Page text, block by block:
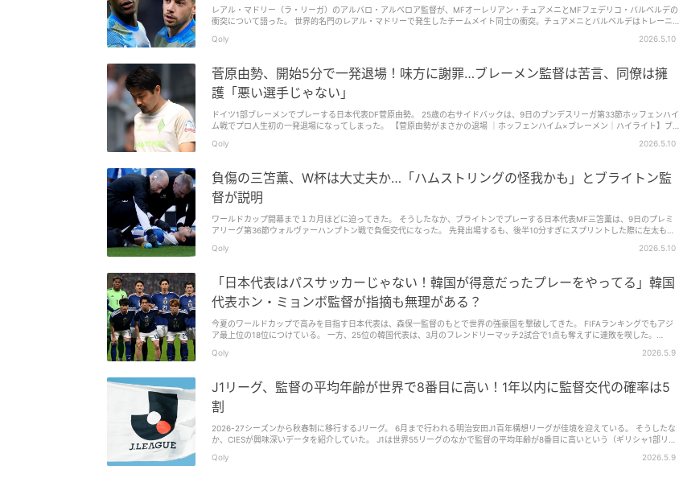
も認識しているそう。 日本代表、W杯メンバーながら本大会でプレーしなかった選手たち 高井幸大も所属するボルシアは、18チ
ーム中13位と低迷。16日にシーズン最終戦を戦う。 筆者：井上大輔（編集部）
レアル・マドリー（ラ・リーガ）のアルバロ・アルベロア監督が、MFオーレリアン・チュアメニとMFフェデリコ・バルベルデの
衝突について語った。 世界的名門のレアル・マドリーで発生したチームメイト同士の衝突。チュアメニとバルベルデはトレーニ
診断され、11日に行われれるバルセロナとのクラシコを欠場することになった。 同試合前の記者会見に出席したアルベロア監督
『SPORT BIBLE』が伝えた。 「言いたいことが2つある。まず、クラブの決断力、スピード、そして透明性を非常に誇りに思う。
そして2つ目は、選手たちが自分たちの過ちを認め、後悔の念を表し、謝罪したことだ」 「それで十分だ。彼らを公然と非難する
つもりはない。彼らはこんな目に遭うに値しないからだ。この4カ月、いや数年の間に、彼らはレアル・マドリーの選手であるこ
との意味を私に示してくれた。レアル・マドリーの選手であることの意味を体現してくれた。そのことを私は決して忘れない」
チュアメニとバルベルデは両者ともに声明文を発表。ともに今回の一件について謝罪している、また、クラブは両選手に50万ユー
ロ（約9237万円）の罰金を科したと発表した。 「バルベルデとチュアメニは、我々が前に進み、このクラブのために戦い続ける
さない。彼らがプロ意識に欠けているとか、私を軽んじたとかいうのはウソだ。まったくのウソだ。彼らの何人かが私との問題で
いる」 カップ戦では敗退しており、今季の無冠がほぼ決定しているレアル・マドリー。勝ち点11差で追いかける首位バルセロナ
戦での敗北は、状況を悪化させる可能性を孕んでいる。 プレミアリーグで「チームメイト同士で喧嘩」した5つの大事件 緊張状態
が続くなか、アルベロア監督は「もちろん、ロッカールームの雰囲気は良好だ。2シーズン連続で無冠に終わるのは容易なことで
はある。変化し、反省する必要がある。だが、ロッカールームの雰囲気は良好だ。本当にそう思っている」と、クラシコでの勝利
を目指す。 筆者：本田建（編集部）
Qoly 2026.5.10
菅原由勢、開始5分で一発退場！味方に謝罪…ブレーメン監督は苦言、同僚は擁
護「悪い選手じゃない」
ドイツ1部ブレーメンでプレーする日本代表DF菅原由勢。 25歳の右サイドバックは、9日のブンデスリーガ第33節ホッフェンハイ
ム戦でプロ人生初の一発退場になってしまった。 【菅原由勢がまさかの退場 ｜ホッフェンハイム×ブレーメン｜ハイライト】ブ
からふくらはぎを踏みつけるような形になり、VARとオンフィールドレビューを経てレッドカードを提示された。 15位に低迷す
ん、プランが多少狂ってしまった。もし同じ人数でプレーできていれば、これほど何度も押し込まれることはなかっただろう。 レ
ッドカードが出された時は驚いた、ベンチのすぐ前で起きた出来事だったからだ。深刻なファウルだとは思わなかった。 （映像
で見ると）レッドカードは妥当。由勢はあんな位置から突っ込むべきではなかった。特に相手はゴールを向いていなかったのだか
ら。 由勢は非常にフェアなスポーツマン。誰かを傷つけるつもりはなかったし、とても落ち込んでいた。（ほぼ）90分間を10人
で戦わなければならなかったことが、我々にとって不利に働いた」 また、マネージングダイレクターのクレメンツ・フリッツも
「由勢はあんな風に突っ込む必要はなかった。彼自身も分かっているはず。（10人で長時間プレーするのは）本当に辛かった」と
のタックルで『ここにいるぞ』と示すことは重要」と擁護していた。 菅原はハーフタイムにチームメイトたちに謝罪したそう
ーメンにレンタル移籍中だが、今季限りで退団する可能性があり、『Sportbild』は「彼はもう二度とブレーメンでプレーすること
はないのだろうか？」と伝えていた。 筆者：井上大輔（編集部）
Qoly 2026.5.10
負傷の三笘薫、W杯は大丈夫か…「ハムストリングの怪我かも」とブライトン監
督が説明
ワールドカップ開幕まで１カ月ほどに迫ってきた。 そうしたなか、ブライトンでプレーする日本代表MF三笘薫は、9日のプレミ
アリーグ第36節ウォルヴァーハンプトン戦で負傷交代になった。 先発出場するも、後半10分すぎにスプリントした際に左太もも
いう。 「検査を待たなければいけない。その後、確かになるだろう。 もちろん、いいようには見えなかったが、私はポジティブ
イケル・ドーソンは、『Sky Sports』で、「三笘はフルスプリントしていた。ワールドカップに間に合うことを願おう」と心配し
ていた。 日本代表、2026W杯出場が危ぶまれる主力選手5人 日本代表は6月14日のオランダとのワールドカップ予選を戦う。今月
15日には注目のメンバー発表が予定されており、三笘の状態が懸念される。 筆者：井上大輔（編集部）
Qoly 2026.5.10
「日本代表はパスサッカーじゃない！韓国が得意だったプレーをやってる」韓国
代表ホン・ミョンボ監督が指摘も無理がある？
今夏のワールドカップで高みを目指す日本代表は、森保一監督のもとで世界の強豪国を撃破してきた。 FIFAランキングでもアジ
ア最上位の18位につけている。 一方、25位の韓国代表は、3月のフレンドリーマッチ2試合で1点も奪えずに連敗を喫した。
ーを例に挙げたという。 多くが日本をパス中心のポゼッションサッカーの代表事例と考えているが、実際には全く異なると指摘し
は、過去に韓国が得意としていたスタイルのサッカーをしている」 例に挙げたのは、日本が1-0で韓国を下した2025年E-1選手権
での日韓戦。 韓国は後方からつなぐサッカーを志向したものの、横パスやバックパスも多く、重心が低くなった。一方、日本は
ボールを持つとすぐに縦パスを前線につけるなど、攻撃がはるかにダイレクトで簡潔だった。 ホン・ミョンボ監督は、日本が最
も高い位置で攻撃手たちがボールを受けられるように戦術を単純化したと見ており、韓国が得意としていたダイレクトなサッカー
だと感じたようだ。 ただ、E-1選手権を戦った日本代表は、全選手が国内組で編成されており、日本サッカーを定義するには無理
があるという指摘もされているようだ。 日本代表が撃破した世界トップクラスの強豪国6つ なお、韓国はワールドカップのグルー
Qoly 2026.5.9
J1リーグ、監督の平均年齢が世界で8番目に高い！1年以内に監督交代の確率は5
割
2026-27シーズンから秋春制に移行するJリーグ。 6月まで行われる明治安田J1百年構想リーグが佳境を迎えている。 そうしたな
か、CIESが興味深いデータを紹介していた。 J1は世界55リーグのなかで監督の平均年齢が8番目に高いという（ギリシャ1部リー
福浩（東京ヴェルディ） 65歳 ミヒャエル・スキッベ（ヴィッセル神戸） 60歳 高木琢也（V・ファーレン長崎） 58歳 曺貴裁（京
Qoly 2026.5.9